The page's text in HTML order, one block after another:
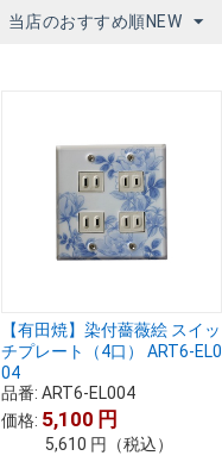
当店のおすすめ順NEW
【有田焼】染付薔薇絵 スイッ
チプレート（4口） ART6-EL0
04
品番: ART6-EL004
価格: 5,100 円
5,610 円 （税込）